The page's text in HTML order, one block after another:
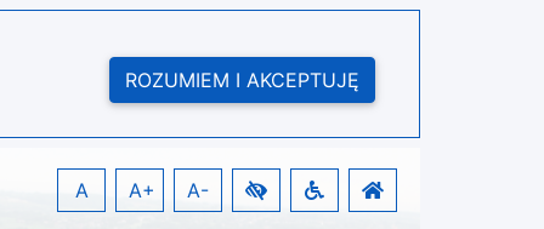
ROZUMIEM I AKCEPTUJĘ
A A+ A-